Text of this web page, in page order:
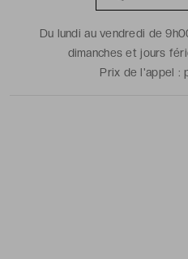
Du lundi au vendredi de
dimanches et jours
Prix de l'appel :